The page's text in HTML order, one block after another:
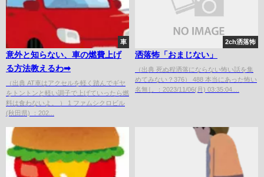
車
意外と知らない、車の燃費上げ
る方法教えるわ➡︎
（出典 AT車はアクセルを軽く踏んでギヤ
をトントンと軽い調子で上げていったら燃
料は食わないよ。 ） 1 ファムシクロビル
(秋田県) ：202...
2ch洒落怖
洒落怖「おまじない」
（出典 死ぬ程洒落にならない怖い話を集
めてみない？376） 488 本当にあった怖い
名無し ：2023/11/06(月) 03:35:04....